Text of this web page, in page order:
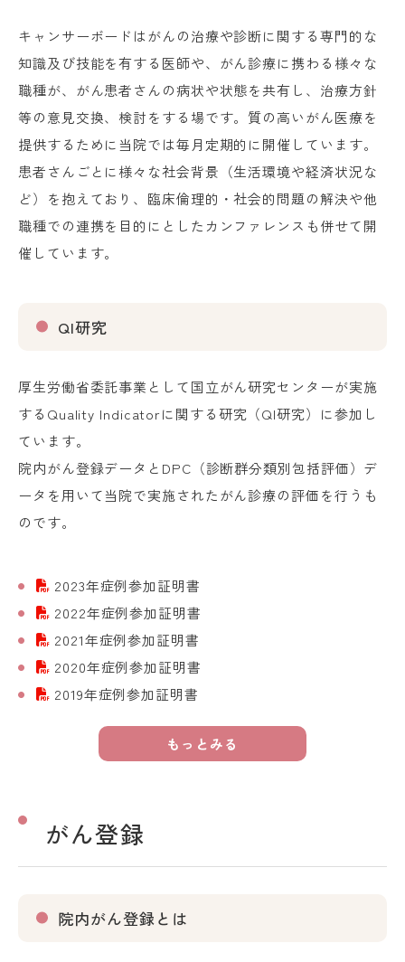
キャンサーボードはがんの治療や診断に関する専門的な
知識及び技能を有する医師や、がん診療に携わる様々な
職種が、がん患者さんの病状や状態を共有し、治療方針
等の意見交換、検討をする場です。質の高いがん医療を
提供するために当院では毎月定期的に開催しています。
患者さんごとに様々な社会背景（生活環境や経済状況な
ど）を抱えており、臨床倫理的・社会的問題の解決や他
職種での連携を目的にとしたカンファレンスも併せて開
催しています。
QI研究
厚生労働省委託事業として国立がん研究センターが実施
するQuality Indicatorに関する研究（QI研究）に参加し
ています。
院内がん登録データとDPC（診断群分類別包括評価）デ
ータを用いて当院で実施されたがん診療の評価を行うも
のです。
2023年症例参加証明書
2022年症例参加証明書
2021年症例参加証明書
2020年症例参加証明書
2019年症例参加証明書
もっとみる
がん登録
院内がん登録とは